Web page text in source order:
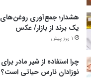
هشدار؛ جمع‌آوری روغن‌های
یک برند از بازار/ عکس
1 روز پیش
چرا استفاده از شیر مادر برای
نوزادان نارس حیاتی است؟